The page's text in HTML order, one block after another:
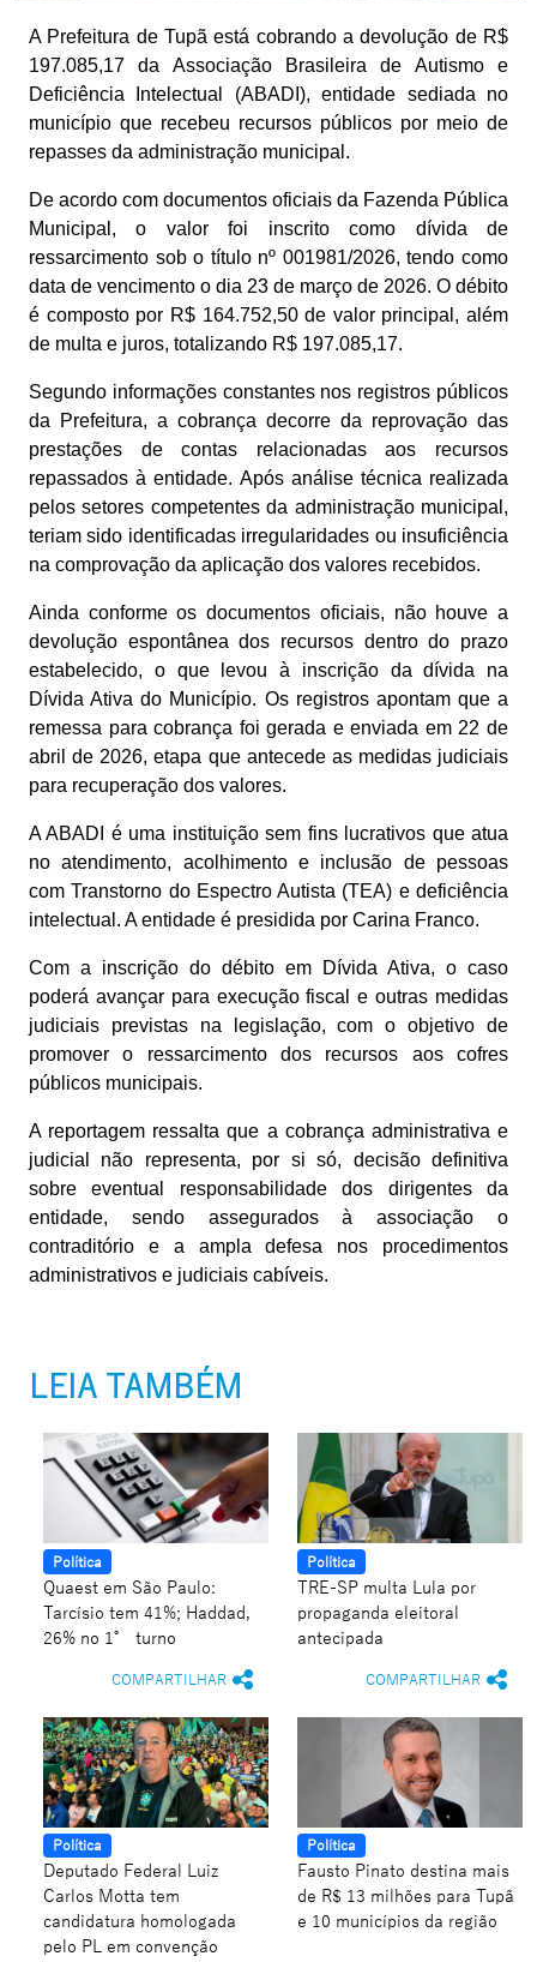
A Prefeitura de Tupã está cobrando a devolução de R$
197.085,17 da Associação Brasileira de Autismo e
Deficiência Intelectual (ABADI), entidade sediada no
município que recebeu recursos públicos por meio de
repasses da administração municipal.
De acordo com documentos oficiais da Fazenda Pública
Municipal, o valor foi inscrito como dívida de
ressarcimento sob o título nº 001981/2026, tendo como
data de vencimento o dia 23 de março de 2026. O débito
é composto por R$ 164.752,50 de valor principal, além
de multa e juros, totalizando R$ 197.085,17.
Segundo informações constantes nos registros públicos
da Prefeitura, a cobrança decorre da reprovação das
prestações de contas relacionadas aos recursos
repassados à entidade. Após análise técnica realizada
pelos setores competentes da administração municipal,
teriam sido identificadas irregularidades ou insuficiência
na comprovação da aplicação dos valores recebidos.
Ainda conforme os documentos oficiais, não houve a
devolução espontânea dos recursos dentro do prazo
estabelecido, o que levou à inscrição da dívida na
Dívida Ativa do Município. Os registros apontam que a
remessa para cobrança foi gerada e enviada em 22 de
abril de 2026, etapa que antecede as medidas judiciais
para recuperação dos valores.
A ABADI é uma instituição sem fins lucrativos que atua
no atendimento, acolhimento e inclusão de pessoas
com Transtorno do Espectro Autista (TEA) e deficiência
intelectual. A entidade é presidida por Carina Franco.
Com a inscrição do débito em Dívida Ativa, o caso
poderá avançar para execução fiscal e outras medidas
judiciais previstas na legislação, com o objetivo de
promover o ressarcimento dos recursos aos cofres
públicos municipais.
A reportagem ressalta que a cobrança administrativa e
judicial não representa, por si só, decisão definitiva
sobre eventual responsabilidade dos dirigentes da
entidade, sendo assegurados à associação o
contraditório e a ampla defesa nos procedimentos
administrativos e judiciais cabíveis.
LEIA TAMBÉM
Política
Quaest em São Paulo:
Tarcísio tem 41%; Haddad,
26% no 1° turno
COMPARTILHAR
Política
TRE-SP multa Lula por
propaganda eleitoral
antecipada
COMPARTILHAR
Política
Deputado Federal Luiz
Carlos Motta tem
candidatura homologada
pelo PL em convenção
Política
Fausto Pinato destina mais
de R$ 13 milhões para Tupã
e 10 municípios da região